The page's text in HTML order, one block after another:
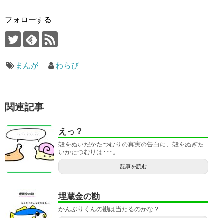
フォローする
まんが わらび
関連記事
えっ？
殻をぬいだかたつむりの真実の告白に、殻をぬぎた
いかたつむりは･･･。
記事を読む
埋蔵金の勘
かんぶりくんの勘は当たるのかな？